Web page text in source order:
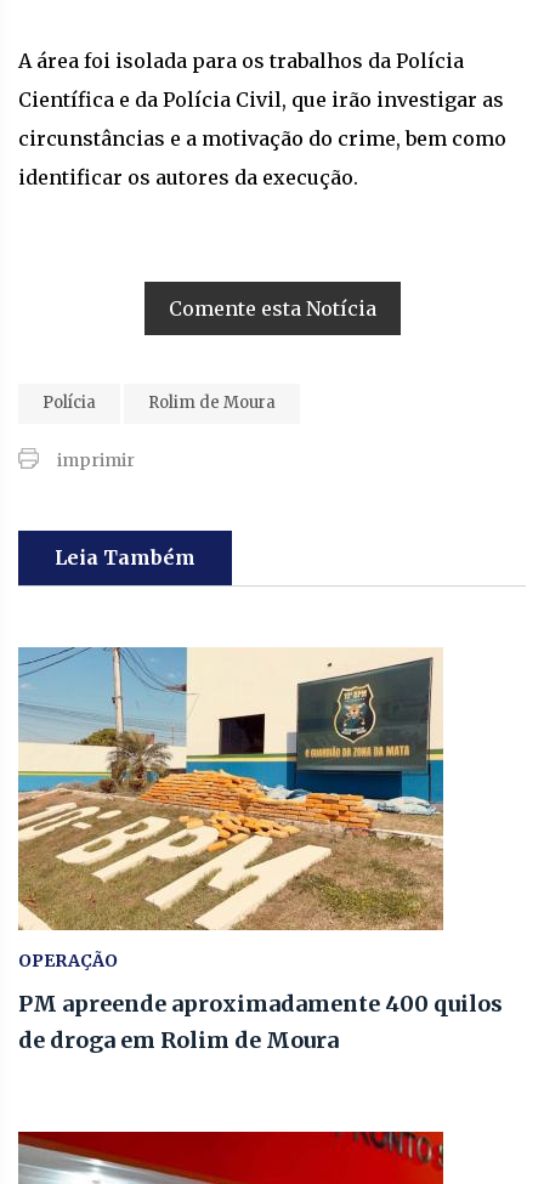
A área foi isolada para os trabalhos da Polícia
Científica e da Polícia Civil, que irão investigar as
circunstâncias e a motivação do crime, bem como
identificar os autores da execução.
Comente esta Notícia
Polícia Rolim de Moura
imprimir
Leia Também
OPERAÇÃO
PM apreende aproximadamente 400 quilos
de droga em Rolim de Moura